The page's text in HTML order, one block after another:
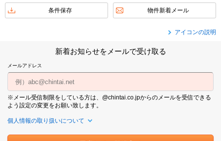
条件保存 物件新着メール
アイコンの説明
新着お知らせをメールで受け取る
メールアドレス
※メール受信制限をしている方は、@chintai.co.jpからのメールを受信できる
よう設定の変更をお願い致します。
個人情報の取り扱いについて